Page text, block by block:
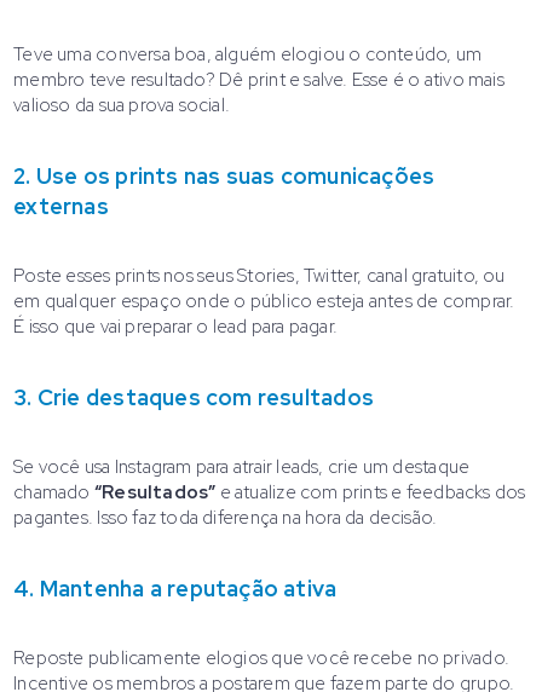
Teve uma conversa boa, alguém elogiou o conteúdo, um
membro teve resultado? Dê print e salve. Esse é o ativo mais
valioso da sua prova social.
2. Use os prints nas suas comunicações
externas
Poste esses prints nos seus Stories, Twitter, canal gratuito, ou
em qualquer espaço onde o público esteja antes de comprar.
É isso que vai preparar o lead para pagar.
3. Crie destaques com resultados
Se você usa Instagram para atrair leads, crie um destaque
chamado “Resultados” e atualize com prints e feedbacks dos
pagantes. Isso faz toda diferença na hora da decisão.
4. Mantenha a reputação ativa
Reposte publicamente elogios que você recebe no privado.
Incentive os membros a postarem que fazem parte do grupo.